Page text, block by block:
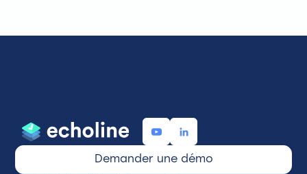
Demander une démo